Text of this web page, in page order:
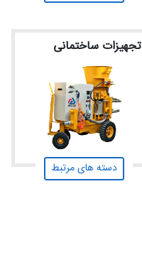
تجهیزات ساختمانی
دسته های مرتبط